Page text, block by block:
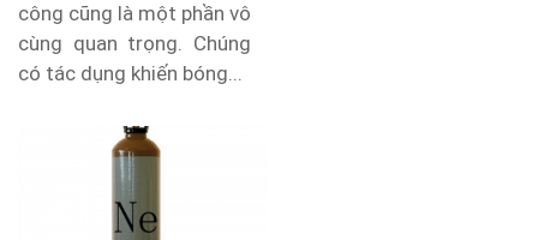
công cũng là một phần vô
cùng quan trọng. Chúng
có tác dụng khiến bóng...